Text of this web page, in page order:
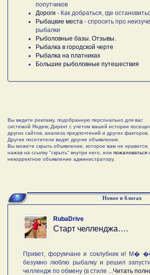
попутчиков
Дороги - Как добраться, где
Рыбацкие места - спросить про
рыбалки
Рыболовные базы. Отзывы.
Рыбалка в городской черте
Рыбалка на платниках
Большие рыболовные путешествия
Вы видите рекламу, подобранную персонально для вас
системой Яндекс.Директ с учетом вашей истории
других сайтов, анализа предпочтений и других факторов.
Другие посетители видят другие объявления.
Вы можете скрыть объявление, которое вам не нравится,
нажав на ссылку "скрыть" внутри него, или пожаловаться
некорректное объявление администратору.
Новое в блогах
RubaDrive
Старт челленджа….
Привет, форумчане и соклубник и! М�
безумно люблю рыбалку и решил
челлендж по обмену (в стиле ... Читать